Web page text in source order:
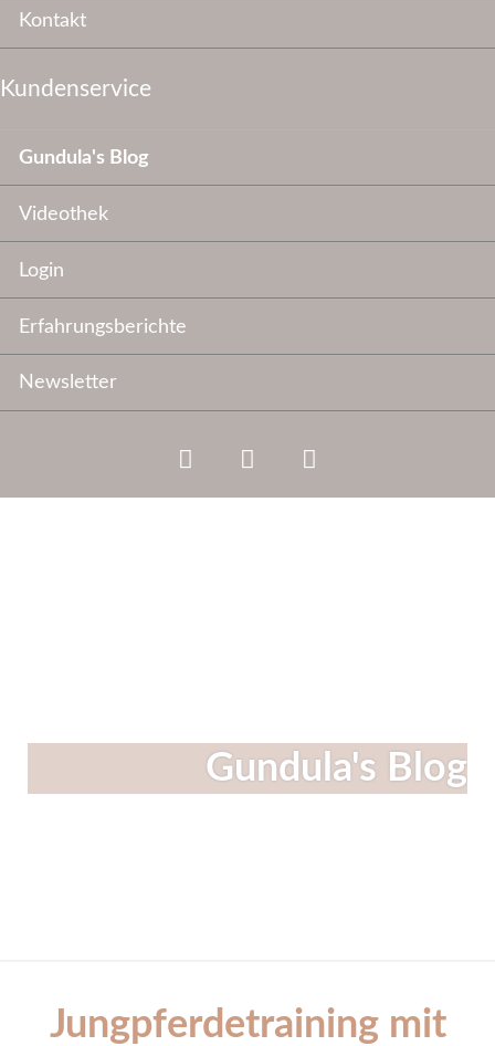
Kontakt
Kundenservice
Gundula's Blog
Videothek
Login
Erfahrungsberichte
Newsletter
Gundula's Blog
Jungpferdetraining mit